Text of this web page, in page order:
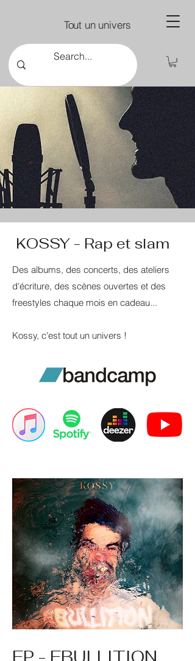
Tout un univers
KOSSY - Rap et slam
Des albums, des concerts, des ateliers
d'écriture, des scènes ouvertes et des
freestyles chaque mois en cadeau...
Kossy, c'est tout un univers !